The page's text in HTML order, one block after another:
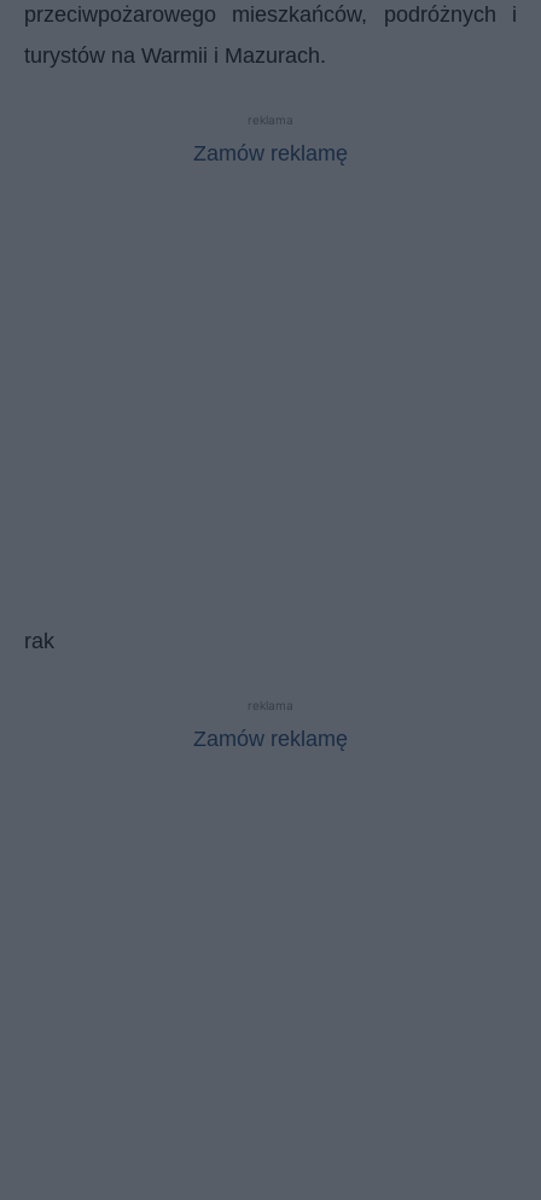
przeciwpożarowego mieszkańców, podróżnych i
turystów na Warmii i Mazurach.
reklama
Zamów reklamę
rak
reklama
Zamów reklamę